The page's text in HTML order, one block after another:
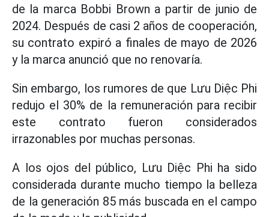
de la marca Bobbi Brown a partir de junio de
2024. Después de casi 2 años de cooperación,
su contrato expiró a finales de mayo de 2026
y la marca anunció que no renovaría.
Sin embargo, los rumores de que Lưu Diệc Phi
redujo el 30% de la remuneración para recibir
este contrato fueron considerados
irrazonables por muchas personas.
A los ojos del público, Lưu Diệc Phi ha sido
considerada durante mucho tiempo la belleza
de la generación 85 más buscada en el campo